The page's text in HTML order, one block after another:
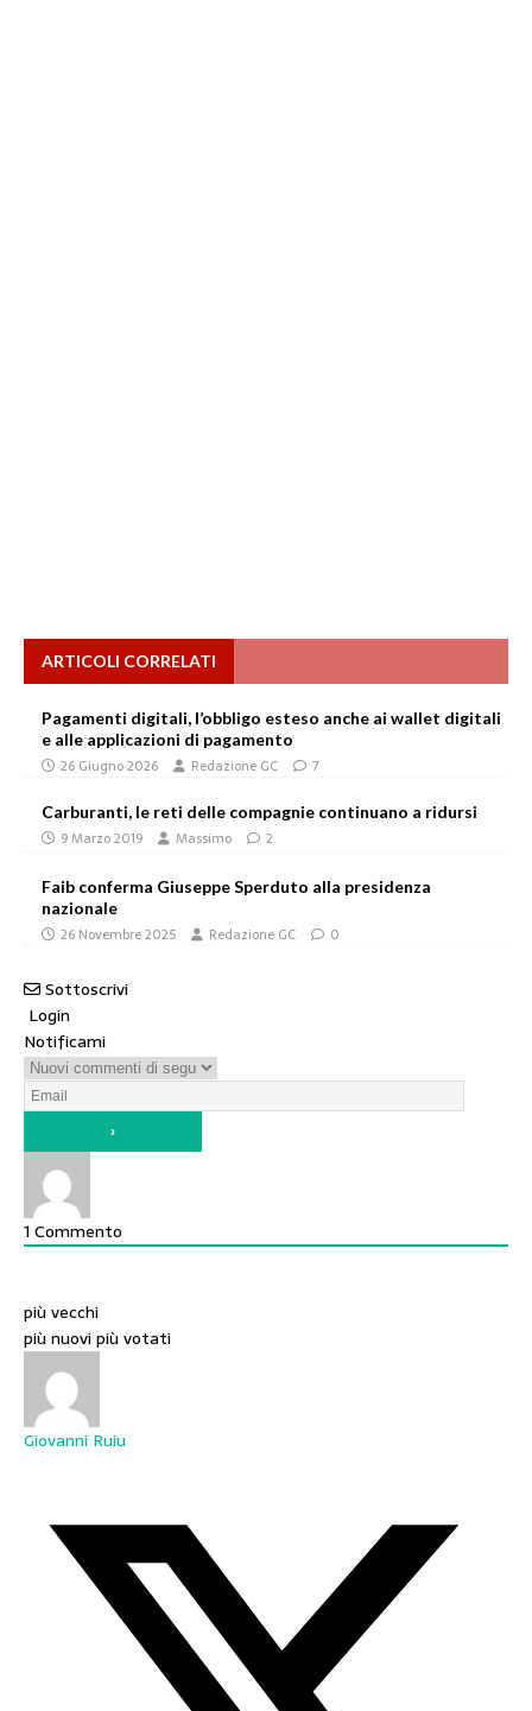
ARTICOLI CORRELATI
Pagamenti digitali, l’obbligo esteso anche ai wallet digitali
e alle applicazioni di pagamento
26 Giugno 2026 Redazione GC 7
Carburanti, le reti delle compagnie continuano a ridursi
9 Marzo 2019 Massimo 2
Faib conferma Giuseppe Sperduto alla presidenza
nazionale
26 Novembre 2025 Redazione GC 0
Sottoscrivi
Login
Notificami
1 Commento
più vecchi
più nuovi più votati
Giovanni Ruiu